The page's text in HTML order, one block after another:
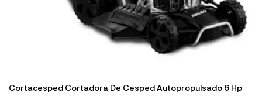
Cortacesped Cortadora De Cesped Autopropulsado 6 Hp